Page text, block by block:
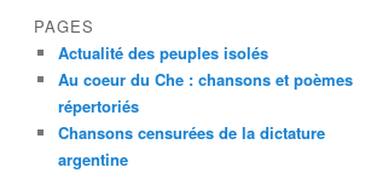
PAGES
Actualité des peuples isolés
Au coeur du Che : chansons et poèmes
répertoriés
Chansons censurées de la dictature
argentine